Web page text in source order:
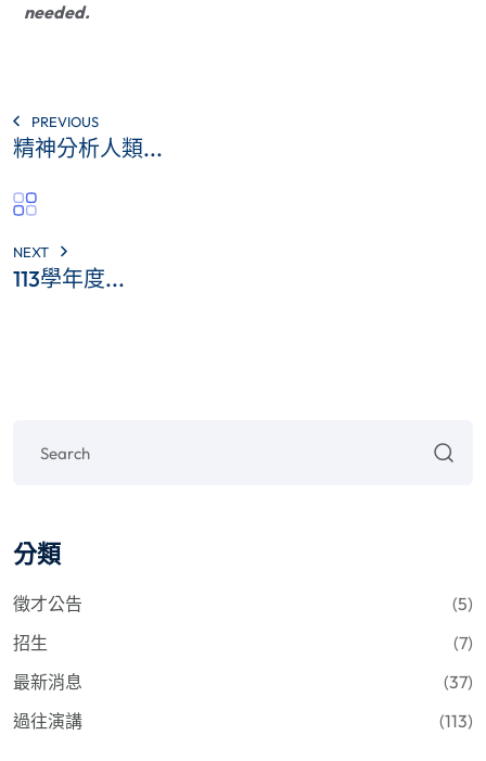
needed.
PREVIOUS
精神分析人類...
NEXT
113學年度...
分類
徵才公告
(5)
招生
(7)
最新消息
(37)
過往演講
(113)